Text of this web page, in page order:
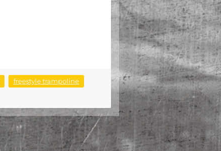
freestyle trampoline